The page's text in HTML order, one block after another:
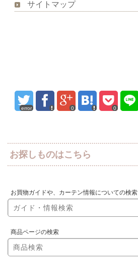
サイトマップ
error 0 0
お探しものはこちら
お買物ガイドや、カーテン情報についての検索
商品ページの検索